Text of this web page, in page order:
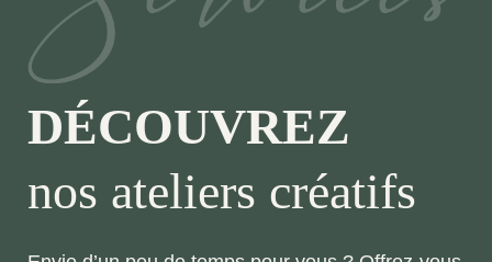
DÉCOUVREZ
nos ateliers créatifs